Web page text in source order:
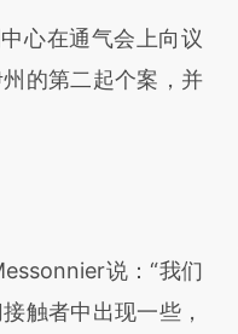
心在通气会上向议
的第二起个案，并
说：“我们
触者中出现一些，